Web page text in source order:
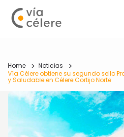
Home
Noticias
Vía Célere obtiene su segundo sello
y Saludable en Célere Cortijo Norte